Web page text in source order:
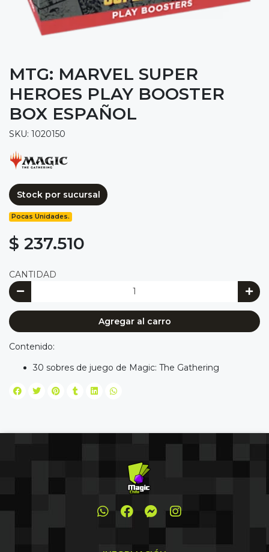
MTG: MARVEL SUPER
HEROES PLAY BOOSTER
BOX ESPAÑOL
SKU: 1020150
Stock por sucursal
Pocas Unidades.
$ 237.510
CANTIDAD
Agregar al carro
Contenido:
30 sobres de juego de Magic: The Gathering